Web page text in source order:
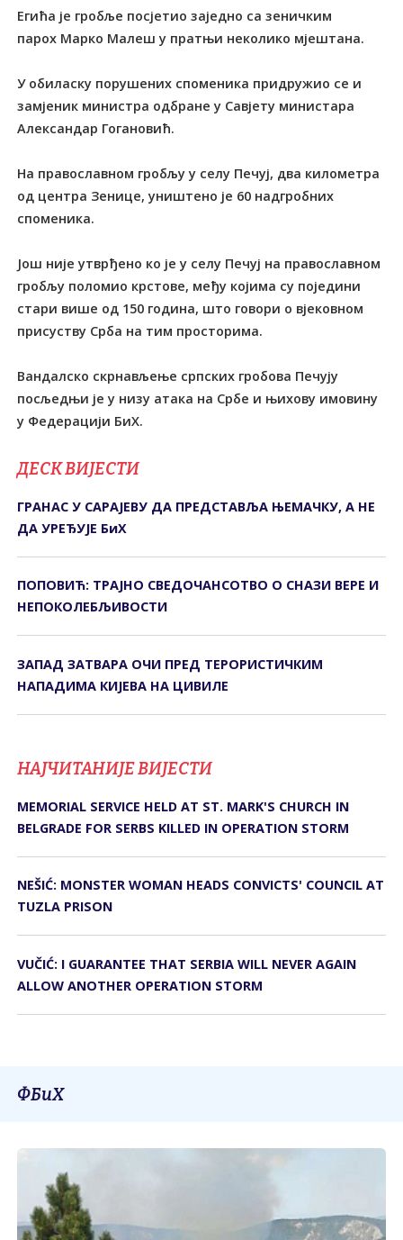
Егића је гробље посјетио заједно са зеничким
парох Марко Малеш у пратњи неколико мјештана.
У обиласку порушених споменика придружио се и
замјеник министра одбране у Савјету министара
Александар Гогановић.
На православном гробљу у селу Печуј, два километра
од центра Зенице, уништено је 60 надгробних
споменика.
Још није утврђено ко је у селу Печуј на православном
гробљу поломио крстове, међу којима су поједини
стари више од 150 година, што говори о вјековном
присуству Срба на тим просторима.
Вандалско скрнављење српских гробова Печују
посљедњи је у низу атака на Србе и њихову имовину
у Федерацији БиХ.
ДЕСК ВИЈЕСТИ
ГРАНАС У САРАЈЕВУ ДА ПРЕДСТАВЉА ЊЕМАЧКУ, А НЕ
ДА УРЕЂУЈЕ БиХ
ПОПОВИЋ: ТРАЈНО СВЕДОЧАНСОТВО О СНАЗИ ВЕРЕ И
НЕПОКОЛЕБЉИВОСТИ
ЗАПАД ЗАТВАРА ОЧИ ПРЕД ТЕРОРИСТИЧКИМ
НАПАДИМА КИЈЕВА НА ЦИВИЛЕ
НАЈЧИТАНИЈЕ ВИЈЕСТИ
MEMORIAL SERVICE HELD AT ST. MARK'S CHURCH IN
BELGRADE FOR SERBS KILLED IN OPERATION STORM
NEŠIĆ: MONSTER WOMAN HEADS CONVICTS' COUNCIL AT
TUZLA PRISON
VUČIĆ: I GUARANTEE THAT SERBIA WILL NEVER AGAIN
ALLOW ANOTHER OPERATION STORM
ФБиХ